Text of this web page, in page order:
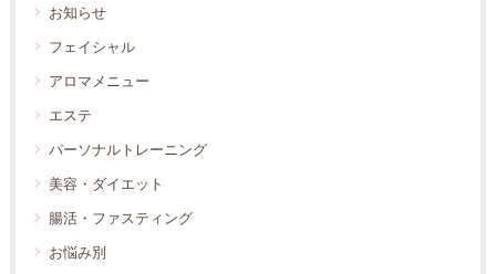
お知らせ
フェイシャル
アロマメニュー
エステ
パーソナルトレーニング
美容・ダイエット
腸活・ファスティング
お悩み別